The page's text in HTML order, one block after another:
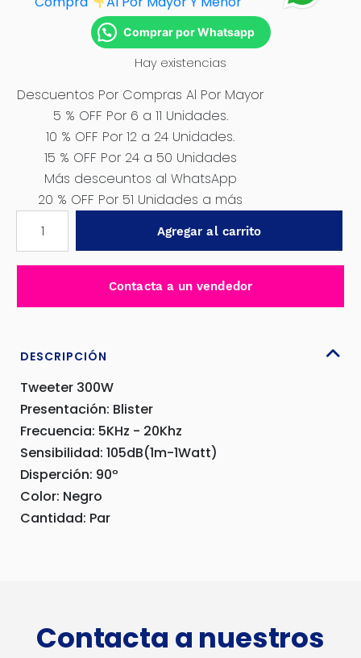
Comprar por Whatsapp
Hay existencias
Descuentos Por Compras Al Por Mayor
5 % OFF Por 6 a 11 Unidades.
10 % OFF Por 12 a 24 Unidades.
15 % OFF Por 24 a 50 Unidades
Más desceuntos al WhatsApp
20 % OFF Por 51 Unidades a más
PIEZO
300W
Agregar al carrito
Contacta a un vendedor
DESCRIPCIÓN
Tweeter 300W
Presentación: Blister
Frecuencia: 5KHz - 20Khz
Sensibilidad: 105dB(1m-1Watt)
Disperción: 90º
Color: Negro
Cantidad: Par
Contacta a nuestros